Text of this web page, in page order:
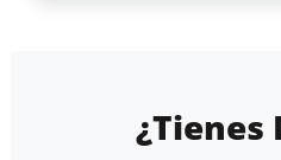
¿Tienes